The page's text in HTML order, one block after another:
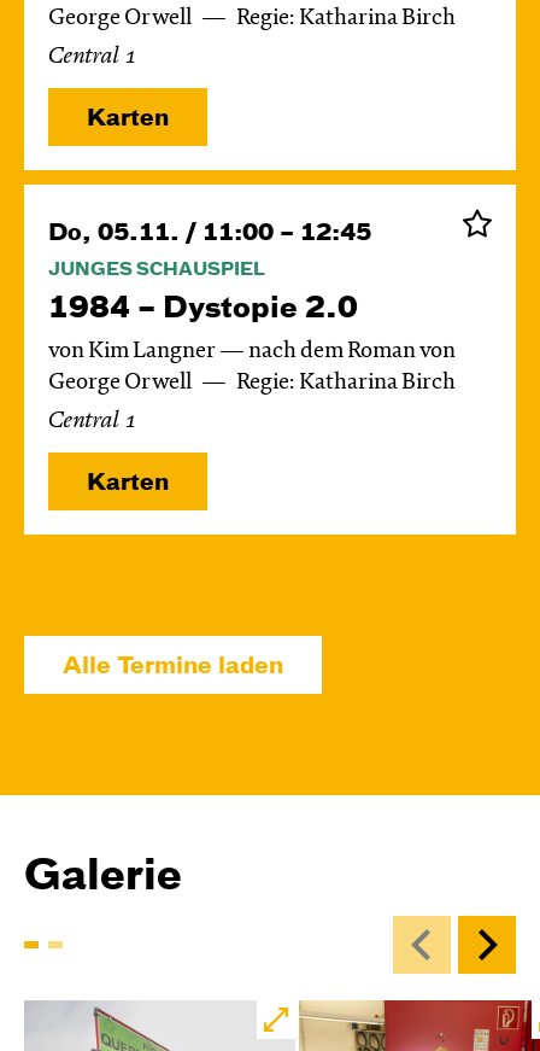
George Orwell
Regie: Katharina Birch
Central 1
Karten
Do, 05.11. / 11:00 – 12:45
JUNGES SCHAUSPIEL
1984 – Dystopie 2.0
von Kim Langner — nach dem Roman von
George Orwell
Regie: Katharina Birch
Central 1
Karten
JUNGES SCHAUSPIEL
1984 – Dystopie 2.0
JUNGES SCHAUSPIEL
Alle Termine laden
Galerie